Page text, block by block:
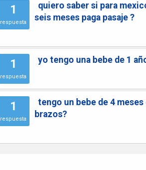
1
respuesta
quiero saber si para
seis meses paga pasaje ?
1
respuesta
yo tengo una bebe de 1
1
respuesta
tengo un bebe de 4
brazos?